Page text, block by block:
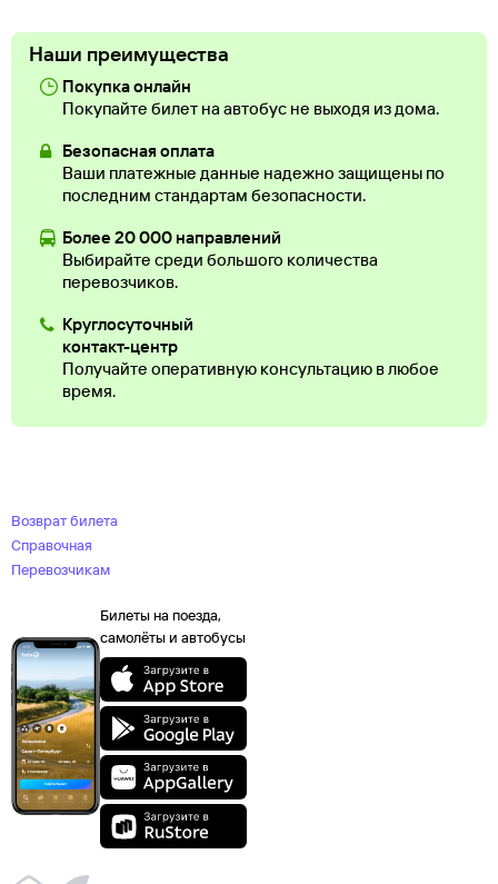
Наши преимущества
Покупка онлайн
Покупайте билет на автобус не выходя из дома.
Безопасная оплата
Ваши платежные данные надежно защищены по
последним стандартам безопасности.
Более 20 000 направлений
Выбирайте среди большого количества
перевозчиков.
Круглосуточный
контакт-центр
Получайте оперативную консультацию в любое
время.
Возврат билета
Справочная
Перевозчикам
Билеты на поезда,
самолёты и автобусы